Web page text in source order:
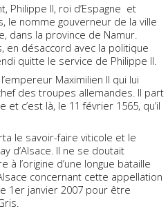
Philippe II, roi d’Espagne et
le nomme gouverneur de la ville
dans la province de Namur.
en désaccord avec la politique
quitte le service de Philippe II.
Maximilien II qui lui
des troupes allemandes. Il part
c’est là, le 11 février 1565, qu’il
le savoir-faire viticole et le
d’Alsace. Il ne se doutait
à l’origine d’une longue bataille
concernant cette appellation
1er janvier 2007 pour être